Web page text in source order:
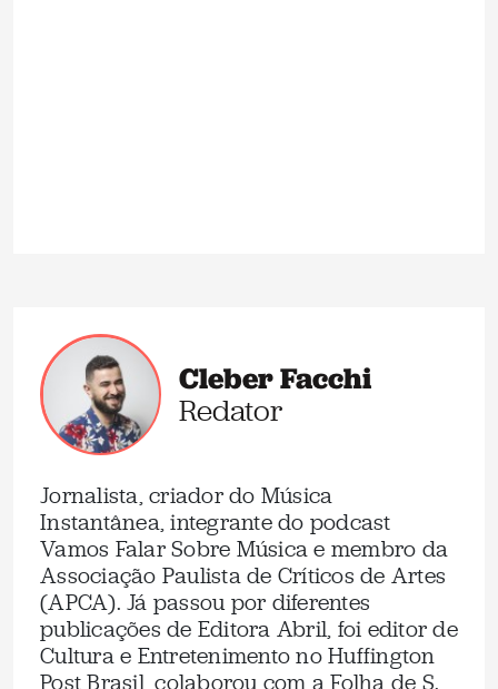
Cleber Facchi
Redator
Jornalista, criador do Música
Instantânea, integrante do podcast
Vamos Falar Sobre Música e membro da
Associação Paulista de Críticos de Artes
(APCA). Já passou por diferentes
publicações de Editora Abril, foi editor de
Cultura e Entretenimento no Huffington
Post Brasil, colaborou com a Folha de S.